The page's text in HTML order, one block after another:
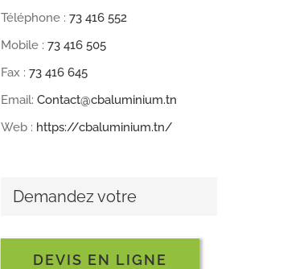
Téléphone : 73 416 552
Mobile : 73 416 505
Fax : 73 416 645
Email: Contact@cbaluminium.tn
Web : https://cbaluminium.tn/
Demandez votre
DEVIS EN LIGNE